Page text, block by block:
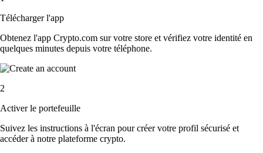
Télécharger l'app
Obtenez l'app Crypto.com sur votre store et vérifiez votre identité en
quelques minutes depuis votre téléphone.
2
Activer le portefeuille
Suivez les instructions à l'écran pour créer votre profil sécurisé et
accéder à notre plateforme crypto.